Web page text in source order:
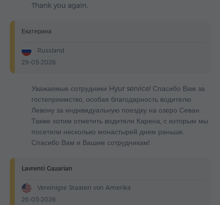
Thank you again.
Екатерина
Russland
29-05-2026
Уважаемые сотрудники Hyur service! Спасибо Вам за
гостеприимство, особая благодарность водителю
Левону за индивидуальную поездку на озеро Севан.
Также хотим отметить водителя Карена, с которым мы
посетили несколько монастырей днем раньше.
Спасибо Вам и Вашим сотрудникам!
Lavrenti Gazarian
Vereinigte Staaten von Amerika
26-05-2026